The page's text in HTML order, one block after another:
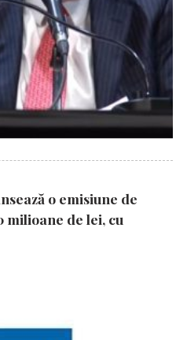
o emisiune de
milioane de lei, cu